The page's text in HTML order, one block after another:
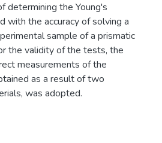
determining the Young's
with the accuracy of solving a
sample of a prismatic
the validity of the tests, the
measurements of the
as a result of two
was adopted.